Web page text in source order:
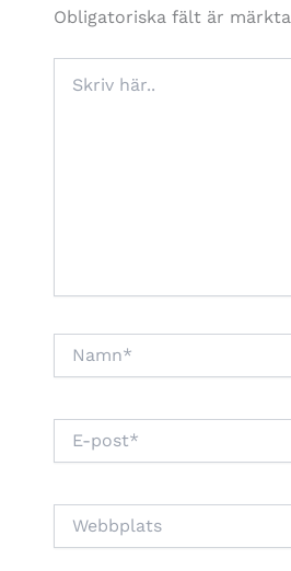
Obligatoriska fält är märkta
här..
post*